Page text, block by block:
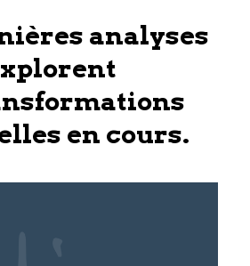
analyses
en cours.